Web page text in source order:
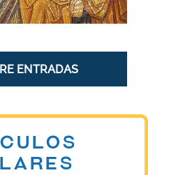
ENTRADAS